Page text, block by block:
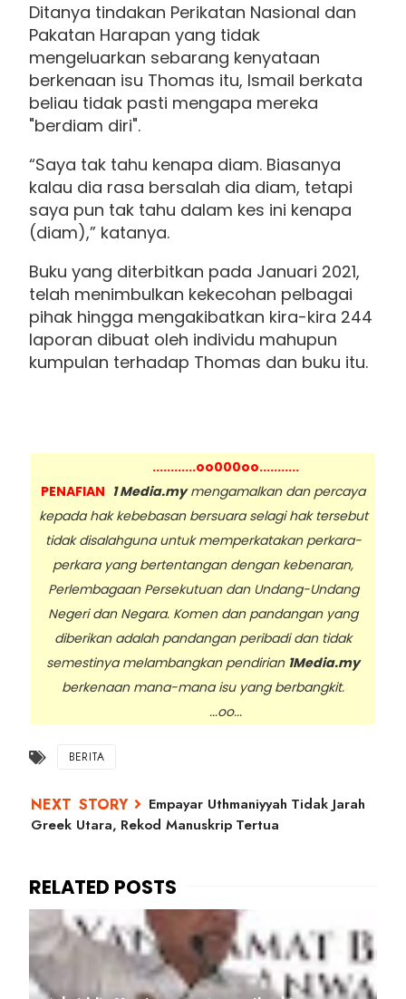
Ditanya tindakan Perikatan Nasional dan
Pakatan Harapan yang tidak
mengeluarkan sebarang kenyataan
berkenaan isu Thomas itu, Ismail berkata
beliau tidak pasti mengapa mereka
"berdiam diri".
“Saya tak tahu kenapa diam. Biasanya
kalau dia rasa bersalah dia diam, tetapi
saya pun tak tahu dalam kes ini kenapa
(diam),” katanya.
Buku yang diterbitkan pada Januari 2021,
telah menimbulkan kekecohan pelbagai
pihak hingga mengakibatkan kira-kira 244
laporan dibuat oleh individu mahupun
kumpulan terhadap Thomas dan buku itu.
............oo000oo...........
PENAFIAN 1 Media.mymengamalkan dan percaya
kepada hak kebebasan bersuara selagi hak tersebut
tidak disalahguna untuk memperkatakan perkara-
perkara yang bertentangan dengan kebenaran,
Perlembagaan Persekutuan dan Undang-Undang
Negeri dan Negara. Komen dan pandangan yang
diberikan adalah pandangan peribadi dan tidak
semestinya melambangkan pendirian 1Media.my
berkenaan mana-mana isu yang berbangkit.
...oo...
BERITA
Empayar Uthmaniyyah Tidak Jarah
Greek Utara, Rekod Manuskrip Tertua